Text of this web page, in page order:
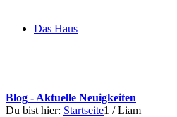
Das Haus
Blog - Aktuelle Neuigkeiten
Du bist hier: Startseite1 / Liam